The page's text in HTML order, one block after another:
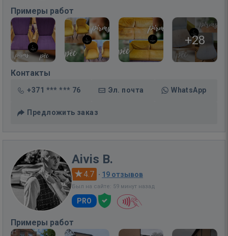
Примеры работ
+28
Контакты
+371 *** *** 76 Эл. почта WhatsApp
Предложить заказ
Aivis B.
4.7 · 19 отзывов
Был на сайте: 59 минут назад
PRO
Примеры работ